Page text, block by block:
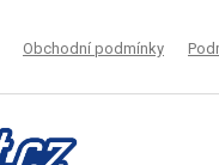
Obchodní podmínky